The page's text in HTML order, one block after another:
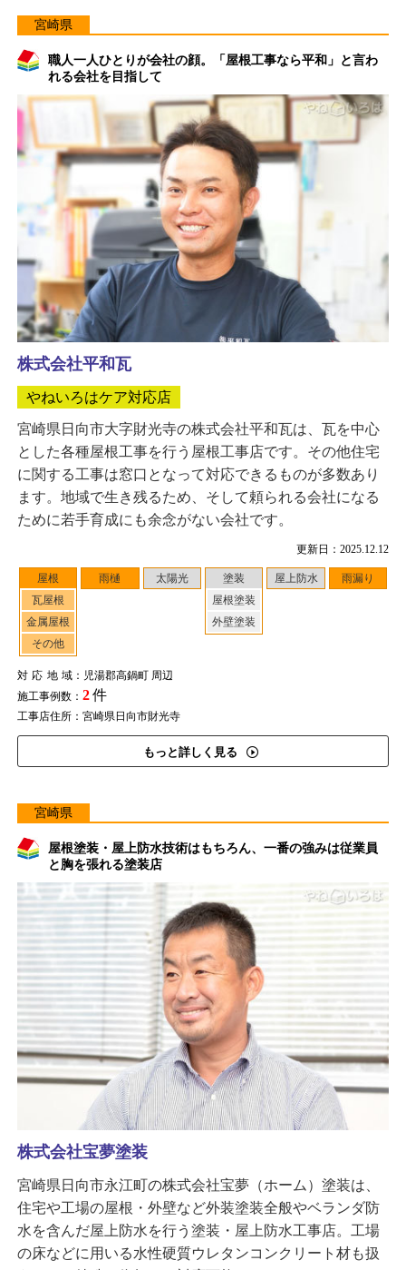
宮崎県
職人一人ひとりが会社の顔。「屋根工事なら平和」と言わ
れる会社を目指して
更新日：2025.12.12
屋根
瓦屋根
金属屋根
その他
雨樋 太陽光
塗装
屋根塗装
外壁塗装
屋上防水 雨漏り
対応地域：児湯郡高鍋町 周辺
施工事例数： 2件
工事店住所：宮崎県日向市財光寺
もっと詳しく見る
株式会社平和瓦
やねいろはケア対応店
宮崎県日向市大字財光寺の株式会社平和瓦は、瓦を中心
とした各種屋根工事を行う屋根工事店です。その他住宅
に関する工事は窓口となって対応できるものが多数あり
ます。地域で生き残るため、そして頼られる会社になる
ために若手育成にも余念がない会社です。
宮崎県
屋根塗装・屋上防水技術はもちろん、一番の強みは従業員
と胸を張れる塗装店
株式会社宝夢塗装
宮崎県日向市永江町の株式会社宝夢（ホーム）塗装は、
住宅や工場の屋根・外壁など外装塗装全般やベランダ防
水を含んだ屋上防水を行う塗装・屋上防水工事店。工場
の床などに用いる水性硬質ウレタンコンクリート材も扱